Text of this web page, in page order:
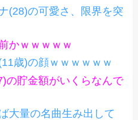
(28)の可愛さ、限界を突
かｗｗｗｗｗ
歳)の顔ｗｗｗｗｗｗ
の貯金額がいくらなんで
大量の名曲生み出して